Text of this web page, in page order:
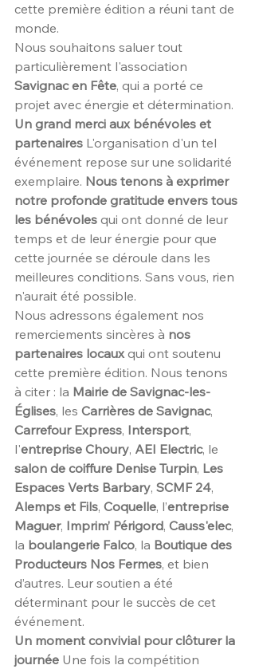
cette première édition a réuni tant de
monde.
Nous souhaitons saluer tout
particulièrement l'association
Savignac en Fête, qui a porté ce
projet avec énergie et détermination.
Un grand merci aux bénévoles et
partenaires L'organisation d'un tel
événement repose sur une solidarité
exemplaire. Nous tenons à exprimer
notre profonde gratitude envers tous
les bénévoles qui ont donné de leur
temps et de leur énergie pour que
cette journée se déroule dans les
meilleures conditions. Sans vous, rien
n'aurait été possible.
Nous adressons également nos
remerciements sincères à nos
partenaires locaux qui ont soutenu
cette première édition. Nous tenons
à citer : la Mairie de Savignac-les-
Églises, les Carrières de Savignac,
Carrefour Express, Intersport,
l'entreprise Choury, AEI Electric, le
salon de coiffure Denise Turpin, Les
Espaces Verts Barbary, SCMF 24,
Alemps et Fils, Coquelle, l’entreprise
Maguer, Imprim’ Périgord, Causs'elec,
la boulangerie Falco, la Boutique des
Producteurs Nos Fermes, et bien
d’autres. Leur soutien a été
déterminant pour le succès de cet
événement.
Un moment convivial pour clôturer la
journée Une fois la compétition